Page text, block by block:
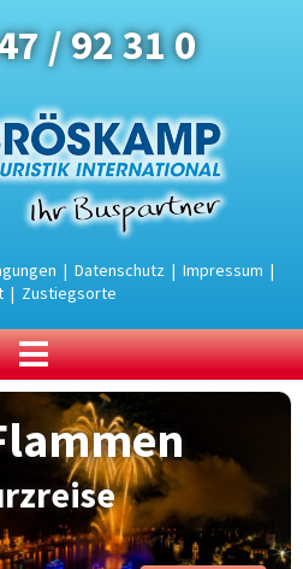
/ 92 31 0
| Datenschutz| Impressum |
| Zustiegsorte
an der Ostsee
in den Bergen
Rundreisen